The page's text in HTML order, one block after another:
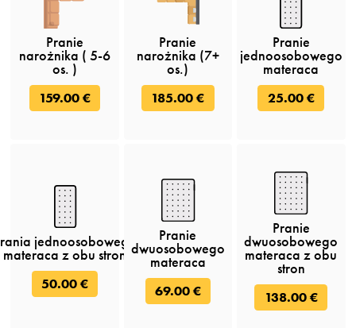
Pranie
narożnika ( 5-6
os. )
159.00 €
Pranie
narożnika (7+
os.)
185.00 €
Pranie
jednoosobowego
materaca
25.00 €
jednoosobowego
materaca z obu stron
50.00 €
Pranie
dwuosobowego
materaca
69.00 €
Pranie
dwuosobowego
materaca z obu
stron
138.00 €